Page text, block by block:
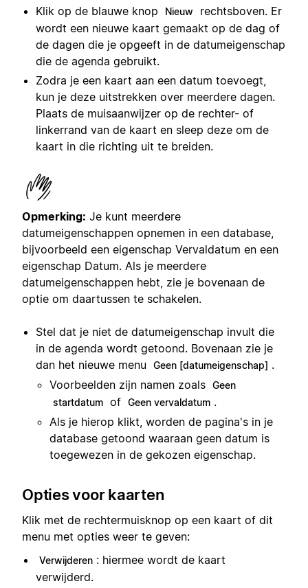
Klik op de blauwe knop
Nieuw
rechtsboven. Er
wordt een nieuwe kaart gemaakt op de dag of
de dagen die je opgeeft in de datumeigenschap
die de agenda gebruikt.
Zodra je een kaart aan een datum toevoegt,
kun je deze uitstrekken over meerdere dagen.
Plaats de muisaanwijzer op de rechter- of
linkerrand van de kaart en sleep deze om de
kaart in die richting uit te breiden.
Opmerking: Je kunt meerdere
datumeigenschappen opnemen in een database,
bijvoorbeeld een eigenschap Vervaldatum en een
eigenschap Datum. Als je meerdere
datumeigenschappen hebt, zie je bovenaan de
optie om daartussen te schakelen.
Stel dat je niet de datumeigenschap invult die
in de agenda wordt getoond. Bovenaan zie je
dan het nieuwe menu
Geen [datumeigenschap] .
Voorbeelden zijn namen zoals Geen
startdatum of Geen vervaldatum .
Als je hierop klikt, worden de pagina's in je
database getoond waaraan geen datum is
toegewezen in de gekozen eigenschap.
Opties voor kaarten
Klik met de rechtermuisknop op een kaart of dit
menu met opties weer te geven:
Verwijderen : hiermee wordt de kaart
verwijderd.